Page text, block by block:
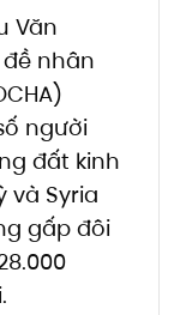
Văn
nhân
người
đất kinh
và Syria
gấp đôi